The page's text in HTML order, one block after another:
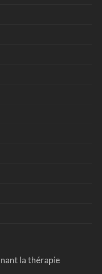
la thérapie